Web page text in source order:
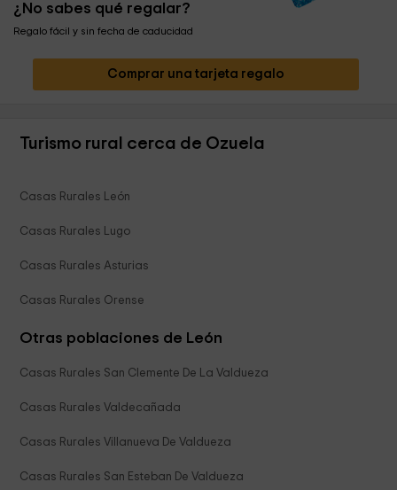
¿No sabes qué regalar?
Regalo fácil y sin fecha de caducidad
Comprar una tarjeta regalo
Turismo rural cerca de Ozuela
Casas Rurales León
Casas Rurales Lugo
Casas Rurales Asturias
Casas Rurales Orense
Otras poblaciones de León
Casas Rurales San Clemente De La Valdueza
Casas Rurales Valdecañada
Casas Rurales Villanueva De Valdueza
Casas Rurales San Esteban De Valdueza